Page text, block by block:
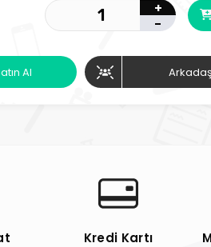
+
-
Al
Kredi Kartı